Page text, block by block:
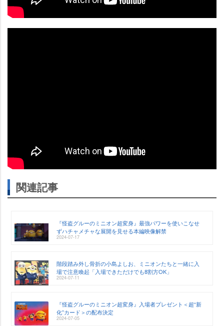
関連記事
『怪盗グルーのミニオン超変身』最強パワーを使いこなせ
ずハチャメチャな展開を見せる本編映像解禁
2024-07-17
階段踏み外し骨折の小島よしお、ミニオンたちと一緒に入
場で注意喚起「入場できただけでも8割方OK」
2024-07-11
『怪盗グルーのミニオン超変身』入場者プレゼント＜超“新
化”カード＞の配布決定
2024-07-05